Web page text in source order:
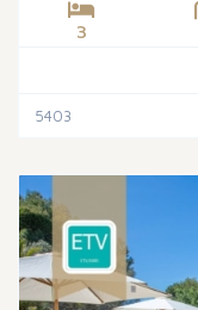
3
5403